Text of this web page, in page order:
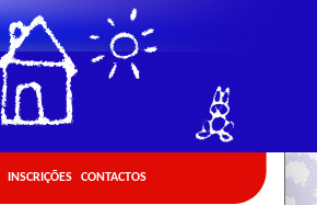
INSCRIÇÕES CONTACTOS